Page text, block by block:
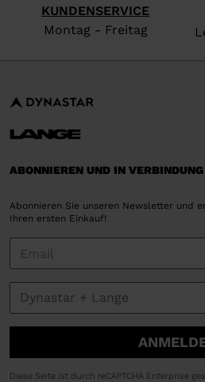
KUNDENSERVICE
Montag - Freitag
ABONNIEREN UND IN
Abonnieren Sie unseren Newsletter und
Ihren ersten Einkauf!
Diese Seite ist durch reCAPTCHA Enterprise